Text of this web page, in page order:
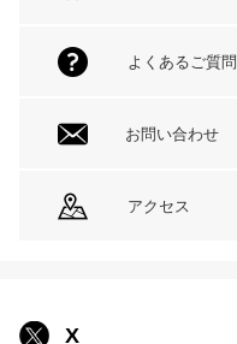
よくあるご質問
お問い合わせ
アクセス
X